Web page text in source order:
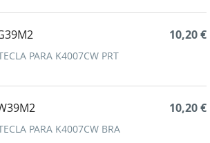
PARA K4007CW PRT
10,20 €
PARA K4007CW BRA
10,20 €